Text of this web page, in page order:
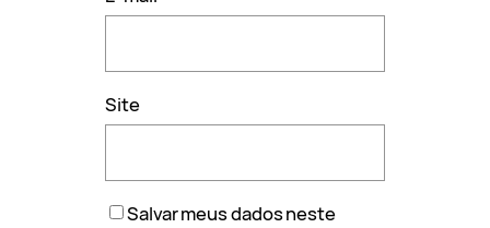
Site
Salvar meus dados neste